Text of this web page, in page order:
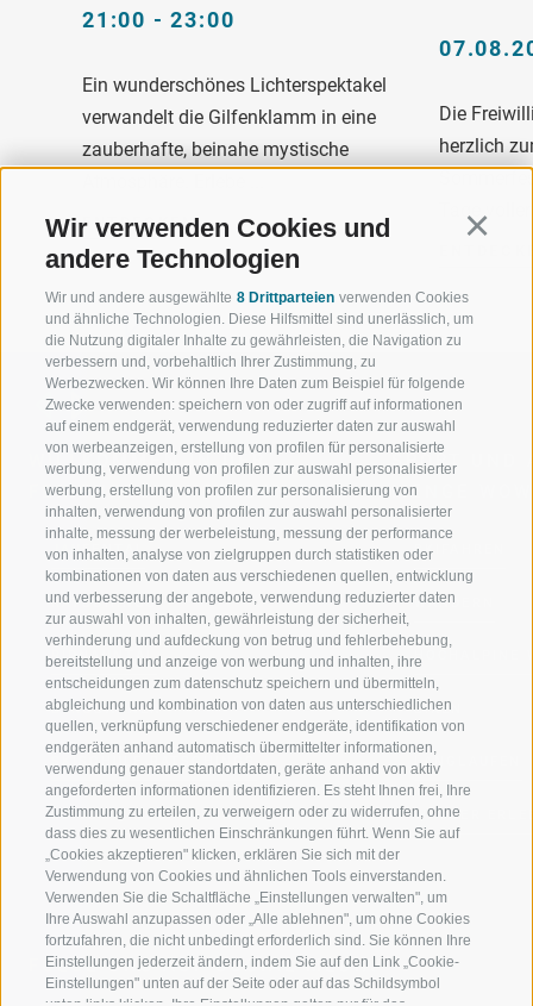
Wir verwenden Cookies und
andere Technologien
Wir und andere ausgewählte 8 Drittparteien verwenden Cookies
und ähnliche Technologien. Diese Hilfsmittel sind unerlässlich, um
die Nutzung digitaler Inhalte zu gewährleisten, die Navigation zu
verbessern und, vorbehaltlich Ihrer Zustimmung, zu
Werbezwecken. Wir können Ihre Daten zum Beispiel für folgende
Zwecke verwenden: speichern von oder zugriff auf informationen
auf einem endgerät, verwendung reduzierter daten zur auswahl
von werbeanzeigen, erstellung von profilen für personalisierte
werbung, verwendung von profilen zur auswahl personalisierter
werbung, erstellung von profilen zur personalisierung von
inhalten, verwendung von profilen zur auswahl personalisierter
inhalte, messung der werbeleistung, messung der performance
von inhalten, analyse von zielgruppen durch statistiken oder
kombinationen von daten aus verschiedenen quellen, entwicklung
und verbesserung der angebote, verwendung reduzierter daten
zur auswahl von inhalten, gewährleistung der sicherheit,
verhinderung und aufdeckung von betrug und fehlerbehebung,
bereitstellung und anzeige von werbung und inhalten, ihre
entscheidungen zum datenschutz speichern und übermitteln,
abgleichung und kombination von daten aus unterschiedlichen
quellen, verknüpfung verschiedener endgeräte, identifikation von
endgeräten anhand automatisch übermittelter informationen,
verwendung genauer standortdaten, geräte anhand von aktiv
angeforderten informationen identifizieren. Es steht Ihnen frei, Ihre
Zustimmung zu erteilen, zu verweigern oder zu widerrufen, ohne
dass dies zu wesentlichen Einschränkungen führt. Wenn Sie auf
„Cookies akzeptieren" klicken, erklären Sie sich mit der
Verwendung von Cookies und ähnlichen Tools einverstanden.
Verwenden Sie die Schaltfläche „Einstellungen verwalten", um
Ihre Auswahl anzupassen oder „Alle ablehnen", um ohne Cookies
fortzufahren, die nicht unbedingt erforderlich sind. Sie können Ihre
Einstellungen jederzeit ändern, indem Sie auf den Link „Cookie-
Einstellungen" unten auf der Seite oder auf das Schildsymbol
21:00 - 23:00
Ein wunderschönes Lichterspektakel
verwandelt die Gilfenklamm in eine
zauberhafte, beinahe mystische
ENTDECKEN
Die
herzlich
Tage
WILLKOMMEN IN DER
FERIENREGION RATSCHINGS
JAUFENTAL
RATSCHINGS
RIDNAUNTAL
BERGBAHNEN
SKISCHULE RATSCHINGS
LUISL'S SKISCHULE IN RATSCHINGS
SPORT UND
MENGE
SKIFAHREN
WANDERN
HOCHALPINE
BIKEN
LANGLAUFEN
WASSER
FOLGE UNS AUF SOCIAL MEDIA